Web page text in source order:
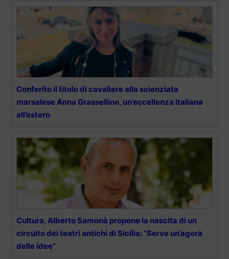
Conferito il titolo di cavaliere alla scienziata
marsalese Anna Grassellino, un’eccellenza italiana
all’estero
Cultura, Alberto Samonà propone la nascita di un
circuito dei teatri antichi di Sicilia: “Serve un’agorà
delle idee”